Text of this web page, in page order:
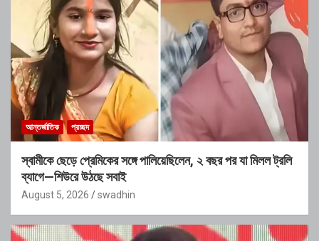
আন্তর্জাতিক প্রচ্ছদ
স্বামীকে ছেড়ে প্রেমিকের সঙ্গে পালিয়েছিলেন, ২ বছর পর যা মিলল ট্রলি
ব্যাগে—শিউরে উঠছে সবাই
August 5, 2026 swadhin